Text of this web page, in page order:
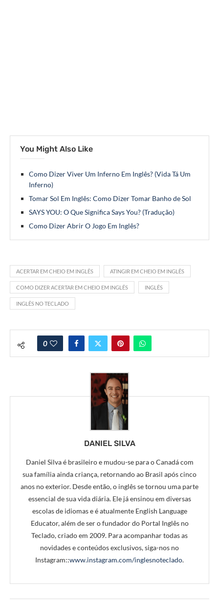
You Might Also Like
Como Dizer Viver Um Inferno Em Inglês? (Vida Tá Um
Inferno)
Tomar Sol Em Inglês: Como Dizer Tomar Banho de Sol
SAYS YOU: O Que Significa Says You? (Tradução)
Como Dizer Abrir O Jogo Em Inglês?
ACERTAR EM CHEIO EM INGLÊS ATINGIR EM CHEIO EM INGLÊS
COMO DIZER ACERTAR EM CHEIO EM INGLÊS INGLÊS
INGLÊS NO TECLADO
0
DANIEL SILVA
Daniel Silva é brasileiro e mudou-se para o Canadá com
sua família ainda criança, retornando ao Brasil após cinco
anos no exterior. Desde então, o inglês se tornou uma parte
essencial de sua vida diária. Ele já ensinou em diversas
escolas de idiomas e é atualmente English Language
Educator, além de ser o fundador do Portal Inglês no
Teclado, criado em 2009. Para acompanhar todas as
novidades e conteúdos exclusivos, siga-nos no
Instagram::www.instagram.com/inglesnoteclado.